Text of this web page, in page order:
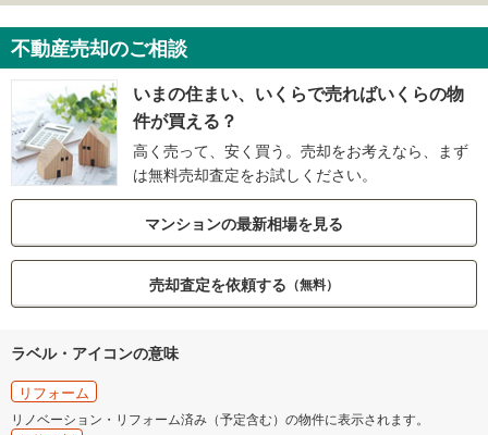
不動産売却のご相談
いまの住まい、いくらで売ればいくらの物
件が買える？
高く売って、安く買う。売却をお考えなら、まず
は無料売却査定をお試しください。
マンションの最新相場を見る
売却査定を依頼する （無料）
ラベル・アイコンの意味
リフォーム
リノベーション・リフォーム済み（予定含む）の物件に表示されます。